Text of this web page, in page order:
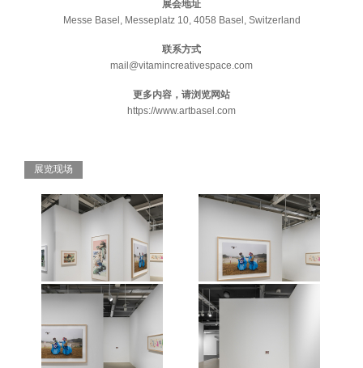
展会地址
Messe Basel, Messeplatz 10, 4058 Basel, Switzerland
联系方式
mail@vitamincreativespace.com
更多内容，请浏览网站
https://www.artbasel.com
展览现场
维他命艺术空间2026年巴塞尔艺术
展-巴塞尔展会“画廊荟萃”展览现
场，巴塞尔，2026。 图片由艺术家
维他命艺术空间2026年巴塞尔艺术
展-巴塞尔展会“画廊荟萃”展览现
场，巴塞尔，2026。 图片由艺术家